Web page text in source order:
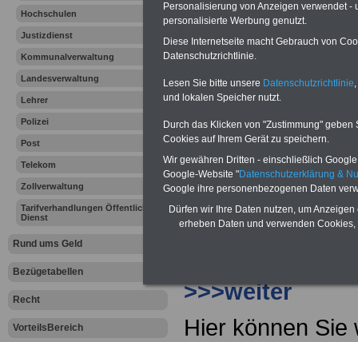
Hochschulen
Justizdienst
Kommunalverwaltung
Landesverwaltung
Lehrer
Polizei
Post
Telekom
Zollverwaltung
Tarifverhandlungen Öffentlicher
Dienst
Rund ums Geld
Bezügetabellen
Recht
VorteilsBereich
Leben
und
Mehr
vorteilhaften
>>>weiter
Hier können Sie
Personalisierung von Anzeigen verwendet
personalisierte Werbung genutzt.
Diese Internetseite macht Gebrauch von
Datenschutzrichtlinie.
Lesen Sie bitte unsere Datenschutzrichtlinie
und lokalen Speicher nutzt.
Durch das Klicken von "Zustimmung"
Cookies auf Ihrem Gerät zu speichern.
Wir gewähren Dritten - einschließlich
Google-Website "Datenschutzerklärung &
Google ihre personenbezogenen Daten
Dürfen wir Ihre Daten nutzen, um
erheben Daten und verwenden